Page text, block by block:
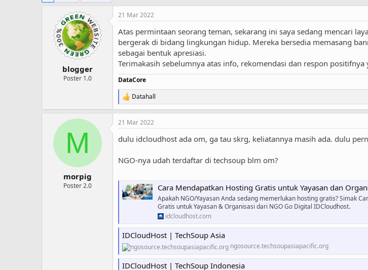
blogger
Poster 1.0
21 Mar 2022
Atas permintaan seorang teman, sekarang ini saya sedang mencari
bergerak di bidang lingkungan hidup. Mereka bersedia memasang
sebagai bentuk apresiasi.
Terimakasih sebelumnya atas info, rekomendasi dan respon positifnya
DataCore
R
e
a
c
i
n
s
Datahall
M
morpig
Poster 2.0
21 Mar 2022
dulu idcloudhost ada om, ga tau skrg, keliatannya masih ada. dulu
NGO-nya udah terdaftar di techsoup blm om?
Cara Mendapatkan Hosting Gratis untuk Yayasan dan
Apakah NGO/Yayasan Anda sedang memerlukan hosting gratis? Simak
Gratis untuk Yayasan & Organisasi dari NGO Go Digital IDCloudhost.
idcloudhost.com
IDCloudHost | TechSoup Asia
ngosource.techsoupasiapacific.org
IDCloudHost | TechSoup Indonesia